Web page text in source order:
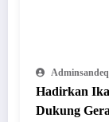
Adminsandeq
Hadirkan
Dukung